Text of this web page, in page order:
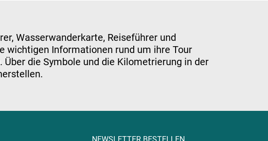
Wasserwanderkarte, Reiseführer und
wichtigen Informationen rund um ihre Tour
die Symbole und die Kilometrierung in der